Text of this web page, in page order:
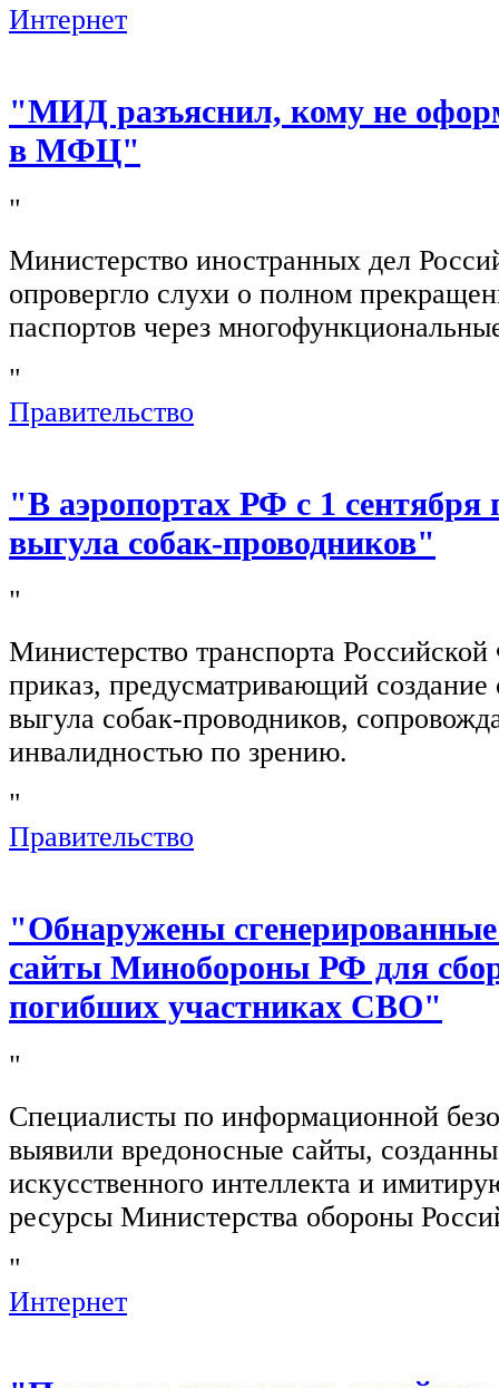
Интернет
"МИД разъяснил, кому не
в МФЦ"
"
Министерство иностранных дел
опровергло слухи о полном
паспортов через
"
Правительство
"В аэропортах РФ с 1 сентября
выгула собак-проводников"
"
Министерство транспорта
приказ, предусматривающий создание
выгула собак-проводников,
инвалидностью по зрению.
"
Правительство
"Обнаружены
сайты Минобороны РФ для
погибших участниках СВО"
"
Специалисты по информационной
выявили вредоносные сайты,
искусственного интеллекта и
ресурсы Министерства обороны
"
Интернет